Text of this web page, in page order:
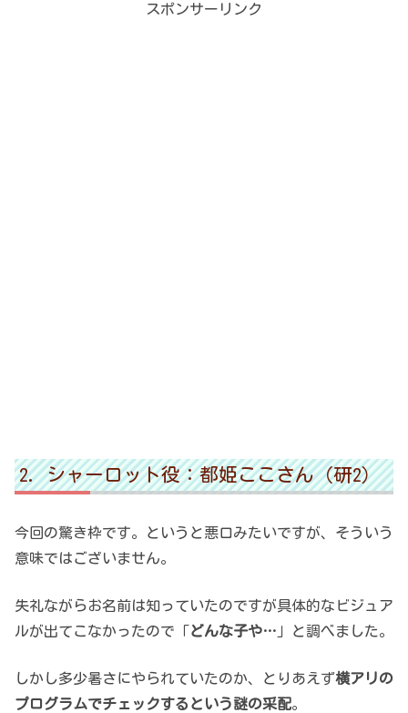
スポンサーリンク
シャーロット役：都姫ここさん（研2）
今回の驚き枠です。というと悪口みたいですが、そういう
意味ではございません。
失礼ながらお名前は知っていたのですが具体的なビジュア
ルが出てこなかったので「 どんな子や… 」と調べました。
しかし多少暑さにやられていたのか、とりあえず横アリの
プログラムでチェックするという謎の采配。